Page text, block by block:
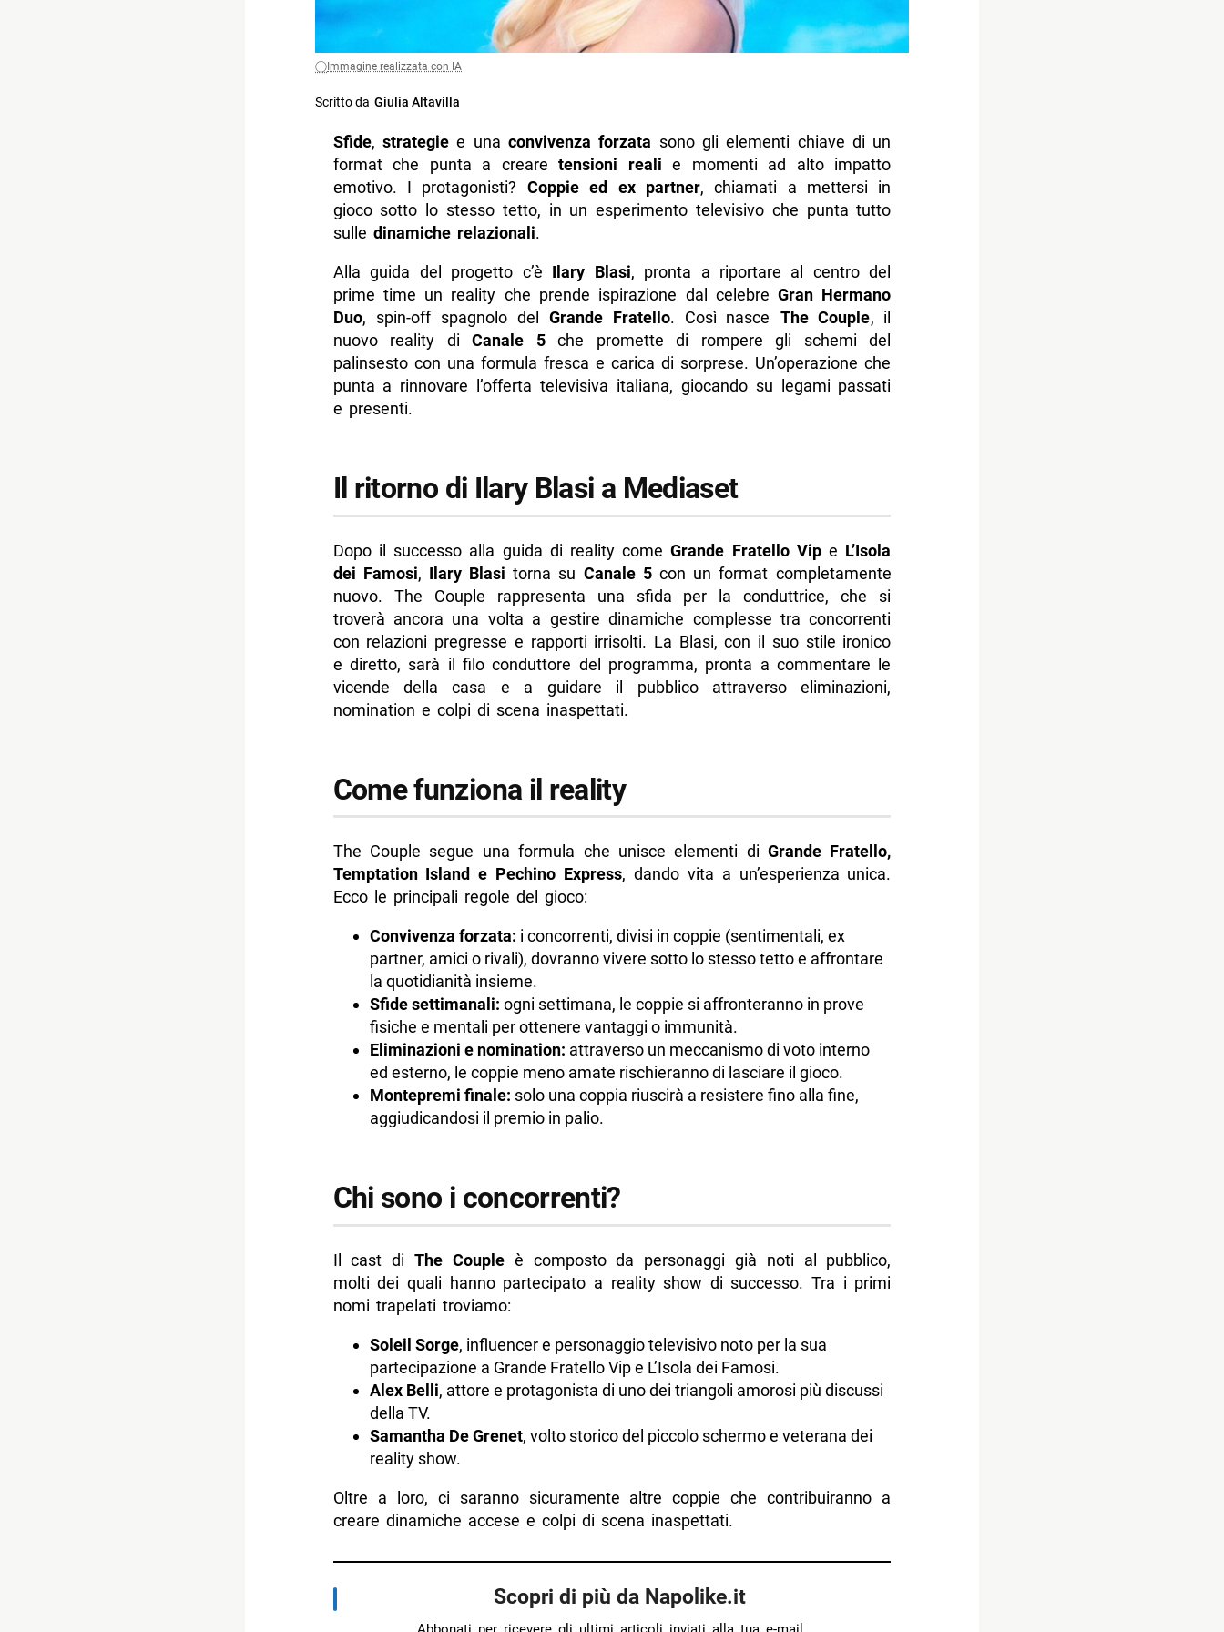
Immagine realizzata con IA
Scritto da Giulia Altavilla
Sfide, strategiee una convivenza forzata sono gli elementi chiave di un
format che punta a crearetensioni reali e momenti ad alto impatto
emotivo. I protagonisti? Coppie ed ex partner, chiamati a mettersi in
gioco sotto lo stesso tetto, in un esperimento televisivo che punta tutto
sulle dinamiche relazionali.
Alla guida del progetto c’è Ilary Blasi, pronta a riportare al centro del
prime time un reality che prende ispirazione dal celebreGran Hermano
Duo, spin-off spagnolo del Grande Fratello. Così nasce The Couple, il
nuovo reality diCanale 5che promette di rompere gli schemi del
palinsesto con una formula fresca e carica di sorprese. Un’operazione che
punta a rinnovare l’offerta televisiva italiana, giocando su legami passati
e presenti.
Il ritorno di Ilary Blasi a Mediaset
Dopo il successo alla guida di reality comeGrande Fratello Vipe L’Isola
dei Famosi, Ilary Blasi torna su Canale 5con un format completamente
nuovo. The Couple rappresenta una sfida per la conduttrice, che si
troverà ancora una volta a gestire dinamiche complesse tra concorrenti
con relazioni pregresse e rapporti irrisolti. La Blasi, con il suo stile ironico
e diretto, sarà il filo conduttore del programma, pronta a commentare le
vicende della casa e a guidare il pubblico attraverso eliminazioni,
nomination e colpi di scena inaspettati.
Come funziona il reality
The Couple segue una formula che unisce elementi diGrande Fratello,
Temptation Island e Pechino Express, dando vita a un’esperienza unica.
Ecco le principali regole del gioco:
Convivenza forzata: i concorrenti, divisi in coppie (sentimentali, ex
partner, amici o rivali), dovranno vivere sotto lo stesso tetto e affrontare
la quotidianità insieme.
Sfide settimanali: ogni settimana, le coppie si affronteranno in prove
fisiche e mentali per ottenere vantaggi o immunità.
Eliminazioni e nomination: attraverso un meccanismo di voto interno
ed esterno, le coppie meno amate rischieranno di lasciare il gioco.
Montepremi finale: solo una coppia riuscirà a resistere fino alla fine,
aggiudicandosi il premio in palio.
Chi sono i concorrenti?
Il cast diThe Coupleè composto da personaggi già noti al pubblico,
molti dei quali hanno partecipato a reality show di successo. Tra i primi
nomi trapelati troviamo:
Soleil Sorge, influencer e personaggio televisivo noto per la sua
partecipazione a Grande Fratello Vip e L’Isola dei Famosi.
Alex Belli, attore e protagonista di uno dei triangoli amorosi più discussi
della TV.
Samantha De Grenet, volto storico del piccolo schermo e veterana dei
reality show.
Oltre a loro, ci saranno sicuramente altre coppie che contribuiranno a
creare dinamiche accese e colpi di scena inaspettati.
Scopri di più da Napolike.it